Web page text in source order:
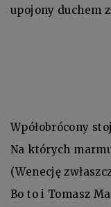
upojony duchem
Wpółobrócony
Na których
(Wenecję
Bo to i Tomasz